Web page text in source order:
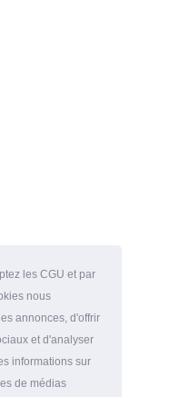
les CGU et par
nous
annonces, d'offrir
et d'analyser
informations sur
de médias